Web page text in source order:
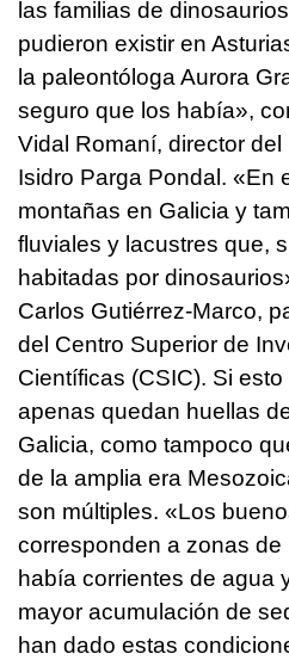
las familias de
pudieron existir en
la paleontóloga Aurora
seguro que los había»,
Vidal Romaní, director
Isidro Parga Pondal. «En
montañas en Galicia y
fluviales y lacustres que,
habitadas por
Carlos Gutiérrez-Marco,
del Centro Superior de
Científicas (CSIC). Si
apenas quedan huellas
Galicia, como tampoco
de la amplia era
son múltiples. «Los
corresponden a zonas
había corrientes de agua
mayor acumulación de
han dado estas